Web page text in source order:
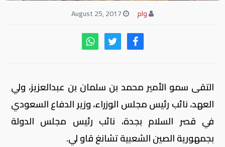
وام
التقى سمو الأمير محمد بن سلمان بن عبدالعزيز، ولي
العهد، نائب رئيس مجلس الوزراء، وزير الدفاع السعودي
في قصر السلام بجدة، نائب رئيس مجلس الدولة
بجمهورية الصين الشعبية تشانغ قاو لي.